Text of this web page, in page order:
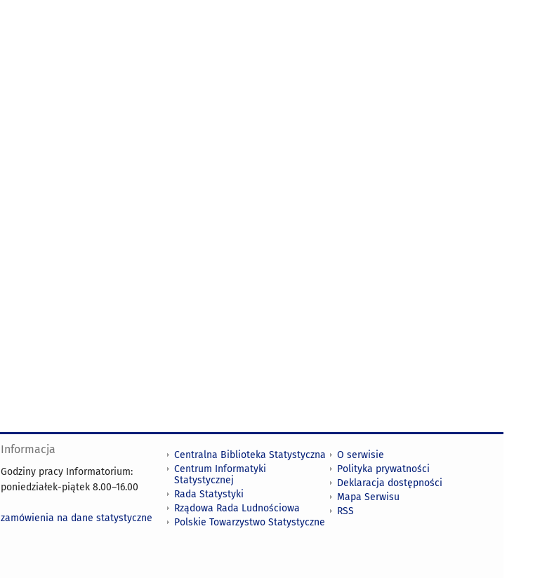
Informacja
Godziny pracy Informatorium:
poniedziałek-piątek 8.00–16.00
zamówienia na dane statystyczne
Centralna Biblioteka Statystyczna
Centrum Informatyki
Statystycznej
Rada Statystyki
Rządowa Rada Ludnościowa
Polskie Towarzystwo Statystyczne
O serwisie
Polityka prywatności
Deklaracja dostępności
Mapa Serwisu
RSS